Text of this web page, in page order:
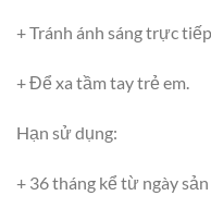
+ Tránh ánh sáng trực
+ Để xa tầm tay trẻ em.
Hạn sử dụng:
+ 36 tháng kể từ ngày sản